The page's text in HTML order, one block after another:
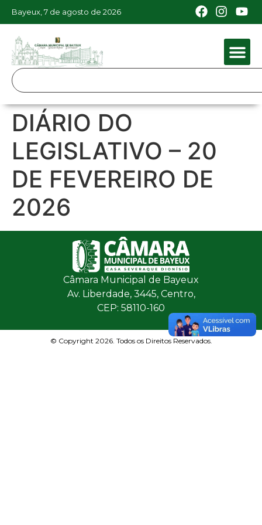
Bayeux, 7 de agosto de 2026
DIÁRIO DO
LEGISLATIVO – 20
DE FEVEREIRO DE
2026
Câmara Municipal de Bayeux
Av. Liberdade, 3445, Centro,
CEP: 58110-160
© Copyright 2026. Todos os Direitos Reservados.